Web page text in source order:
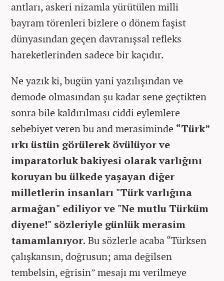
antları, askeri nizamla yürütülen milli
bayram törenleri bizlere o dönem faşist
dünyasından geçen davranışsal refleks
hareketlerinden sadece bir kaçıdır.
Ne yazık ki, bugün yani yazılışından ve
demode olmasından şu kadar sene geçtikten
sonra bile kaldırılması ciddi eylemlere
sebebiyet veren bu and merasiminde “Türk”
ırkı üstün görülerek övülüyor ve
imparatorluk bakiyesi olarak varlığını
koruyan bu ülkede yaşayan diğer
milletlerin insanları "Türk varlığına
armağan" ediliyor ve "Ne mutlu Türküm
diyene!" sözleriyle günlük merasim
tamamlanıyor. Bu sözlerle acaba “Türksen
çalışkansın, doğrusun; ama değilsen
tembelsin, eğrisin” mesajı mı verilmeye